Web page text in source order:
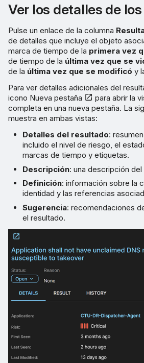
Ver los detalles de
Pulse un enlace de la columna
de detalles que incluye el objeto
marca de tiempo de la primera vez
de tiempo de la última vez que se
de la última vez que se modificó y
Para ver detalles adicionales del
icono Nueva pestaña
para abrir la
completa en una nueva pestaña. La
muestra en ambas vistas:
Detalles del resultado:
incluido el nivel de riesgo, el
marcas de tiempo y etiquetas.
Descripción: una descripción
Definición: información sobre la
identidad y las referencias
Sugerencia: recomendaciones
el resultado.